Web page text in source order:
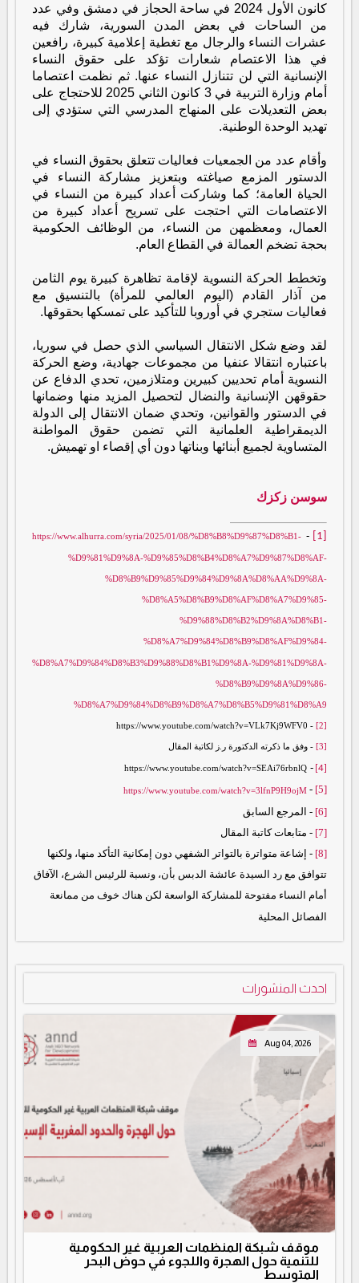
كانون الأول 2024 في ساحة الحجاز في دمشق وفي عدد
من الساحات في بعض المدن السورية، شارك فيه
عشرات النساء والرجال مع تغطية إعلامية كبيرة، رافعين
في هذا الاعتصام شعارات تؤكد على حقوق النساء
الإنسانية التي لن تتنازل النساء عنها. ثم نظمت اعتصاما
أمام وزارة التربية في 3 كانون الثاني 2025 للاحتجاج على
بعض التعديلات على المنهاج المدرسي التي ستؤدي إلى
تهديد الوحدة الوطنية.
وأقام عدد من الجمعيات فعاليات تتعلق بحقوق النساء في
الدستور المزمع صياغته وبتعزيز مشاركة النساء في
الحياة العامة؛ كما وشاركت أعداد كبيرة من النساء في
الاعتصامات التي احتجت على تسريح أعداد كبيرة من
العمال، ومعظمهن من النساء، من الوظائف الحكومية
بحجة تضخم العمالة في القطاع العام.
وتخطط الحركة النسوية لإقامة تظاهرة كبيرة يوم الثامن
من آذار القادم (اليوم العالمي للمرأة) بالتنسيق مع
فعاليات ستجري في أوروبا للتأكيد على تمسكها بحقوقها.
لقد وضع شكل الانتقال السياسي الذي حصل في سوريا،
باعتباره انتقالا عنفيا من مجموعات جهادية، وضع الحركة
النسوية أمام تحديين كبيرين ومتلازمين، تحدي الدفاع عن
حقوقهن الإنسانية والنضال لتحصيل المزيد منها وضمانها
في الدستور والقوانين، وتحدي ضمان الانتقال إلى الدولة
الديمقراطية العلمانية التي تضمن حقوق المواطنة
المتساوية لجميع أبنائها وبناتها دون أي إقصاء او تهميش.
سوسن زكزك
[1]
-
https://www.alhurra.com/syria/2025/01/08/%D8%B8%D9%87%D8%B1-
%D9%81%D9%8A-%D9%85%D8%B4%D8%A7%D9%87%D8%AF-
%D8%B9%D9%85%D9%84%D9%8A%D8%AA%D9%8A-
%D8%A5%D8%B9%D8%AF%D8%A7%D9%85-
%D9%88%D8%B2%D9%8A%D8%B1-
%D8%A7%D9%84%D8%B9%D8%AF%D9%84-
%D8%A7%D9%84%D8%B3%D9%88%D8%B1%D9%8A-%D9%81%D9%8A-
%D8%B9%D9%8A%D9%86-
%D8%A7%D9%84%D8%B9%D8%A7%D8%B5%D9%81%D8%A9
[2]
-
https://www.youtube.com/watch?v=VLk7Kj9WFV0
[3] - وفق ما ذكرته الدكتورة ر.ز لكاتبة المقال
[4]
-
https://www.youtube.com/watch?v=SEAi76rbnlQ
[5]
-
https://www.youtube.com/watch?v=3lfnP9H9ojM
[6] - المرجع السابق
[7] - متابعات كاتبة المقال
[8] - إشاعة متواترة بالتواتر الشفهي دون إمكانية التأكد منها، ولكنها
تتوافق مع رد السيدة عائشة الدبس بأن، ونسبة للرئيس الشرع، الآفاق
أمام النساء مفتوحة للمشاركة الواسعة لكن هناك خوف من ممانعة
الفصائل المحلية
احدث المنشورات
Aug 04, 2026
موقف شبكة المنظمات العربية غير الحكومية
للتنمية حول الهجرة واللجوء في حوض البحر
المتوسط